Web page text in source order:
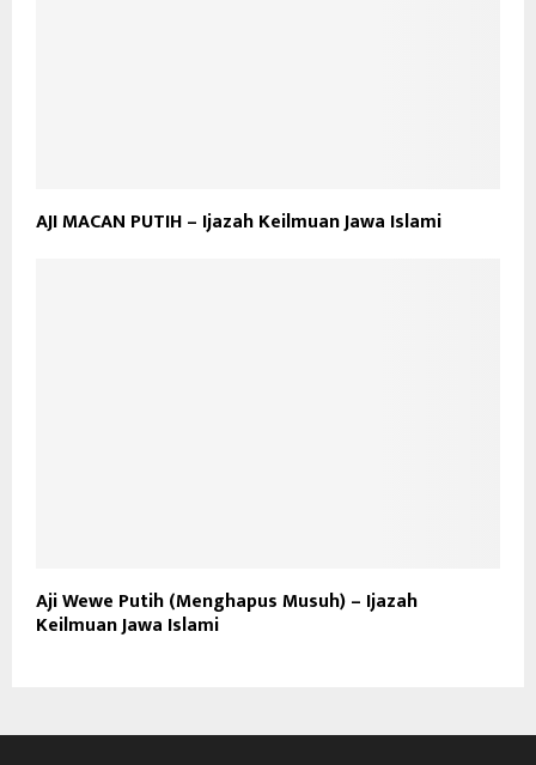
AJI MACAN PUTIH – Ijazah Keilmuan Jawa Islami
Aji Wewe Putih (Menghapus Musuh) – Ijazah
Keilmuan Jawa Islami